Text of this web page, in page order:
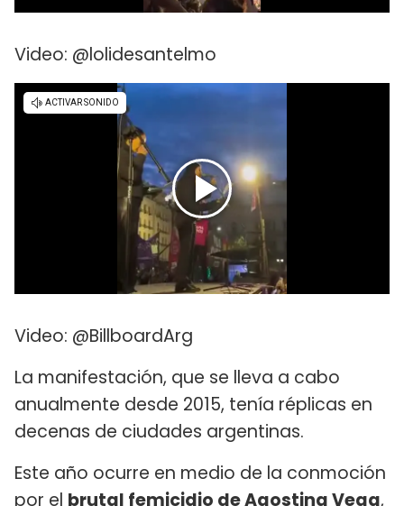
Video: @lolidesantelmo
Video: @BillboardArg
La manifestación, que se lleva a cabo
anualmente desde 2015, tenía réplicas en
decenas de ciudades argentinas.
Este año ocurre en medio de la conmoción
por el brutal femicidio de Agostina Vega,